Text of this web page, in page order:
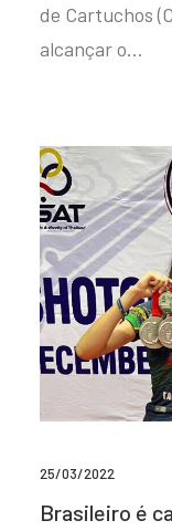
de Cartuchos
alcançar o…
25/03/2022
Brasileiro é